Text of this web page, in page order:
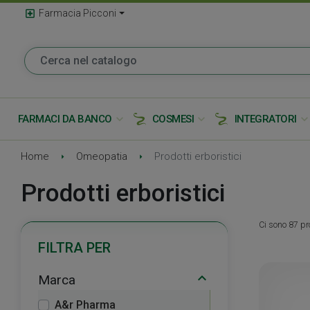
local_hospital Farmacia Picconi
FARMACI DA BANCO expand_more COSMESI expand_more INTEGRATORI expand_more
Home Omeopatia Prodotti erboristici
Prodotti erboristici
FILTRA PER
Marca
A&r Pharma
Ci sono 87